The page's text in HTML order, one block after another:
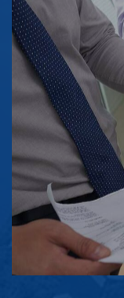
فوق به
تاکید می
ها، آخرین
می نماید